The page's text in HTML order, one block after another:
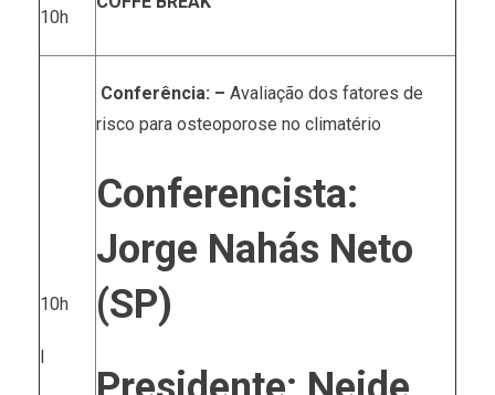
10h
10h
Conferência: – Avaliação dos fatores de
risco para osteoporose no climatério
Conferencista:
Jorge Nahás Neto
(SP)